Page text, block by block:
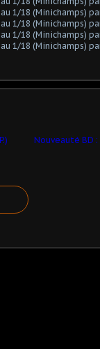
Nouveauté BD